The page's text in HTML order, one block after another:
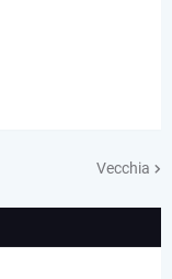
Vecchia